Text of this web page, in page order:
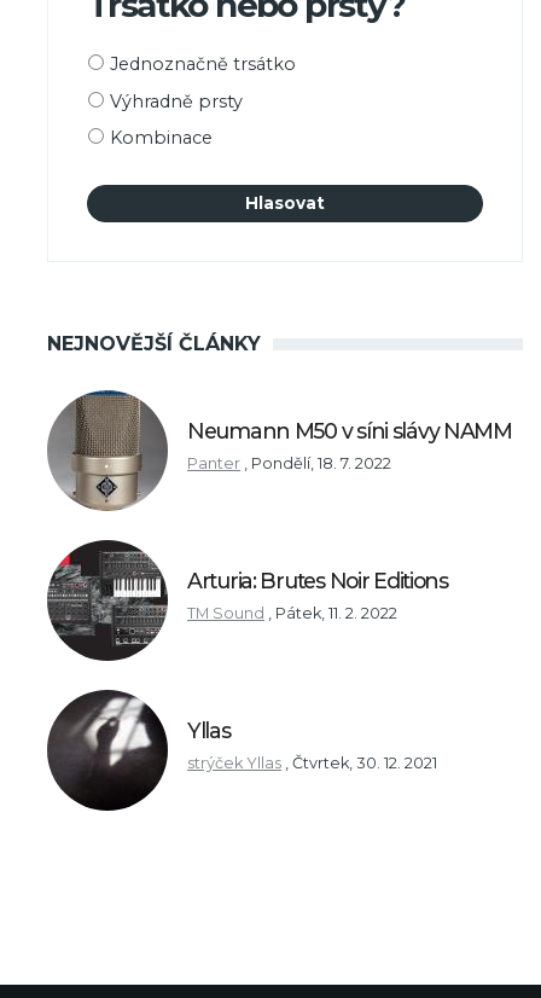
Možnosti
Jednoznačně trsátko
Výhradně prsty
Kombinace
NEJNOVĚJŠÍ ČLÁNKY
Neumann M50 v síni slávy NAMM
Panter , Pondělí, 18. 7. 2022
Arturia: Brutes Noir Editions
TM Sound , Pátek, 11. 2. 2022
Yllas
strýček Yllas , Čtvrtek, 30. 12. 2021